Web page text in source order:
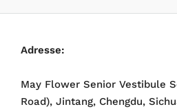
Adresse:
May Flower Senior Vestibule
Road), Jintang, Chengdu,